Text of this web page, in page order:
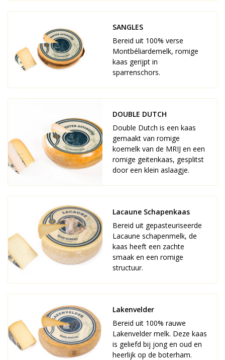
SANGLES
Bereid uit 100% verse
Montbéliardemelk, romige
kaas gerijpt in
sparrenschors.
DOUBLE DUTCH
Double Dutch is een kaas
gemaakt van romige
koemelk van de MRIJ en een
romige geitenkaas, gesplitst
door een klein aslaagje.
Lacaune Schapenkaas
Bereid uit gepasteuriseerde
Lacaune schapenmelk, de
kaas heeft een zachte
smaak en een romige
structuur.
Lakenvelder
Bereid uit 100% rauwe
Lakenvelder melk. Deze kaas
is geliefd bij jong en oud en
heerlijk op de boterham.